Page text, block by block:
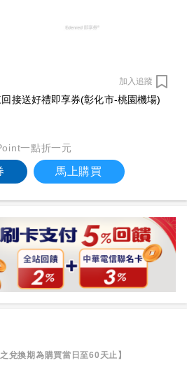
加入追蹤
接送好禮即享券(彰化市-桃園機場)
一點折一元
馬上購買
兌換期為購買當日至60天止】